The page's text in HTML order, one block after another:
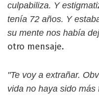
culpabiliza. Y
tenía 72 años. Y
su mente nos había
otro mensaje.
"Te voy a extrañar.
vida no haya sido